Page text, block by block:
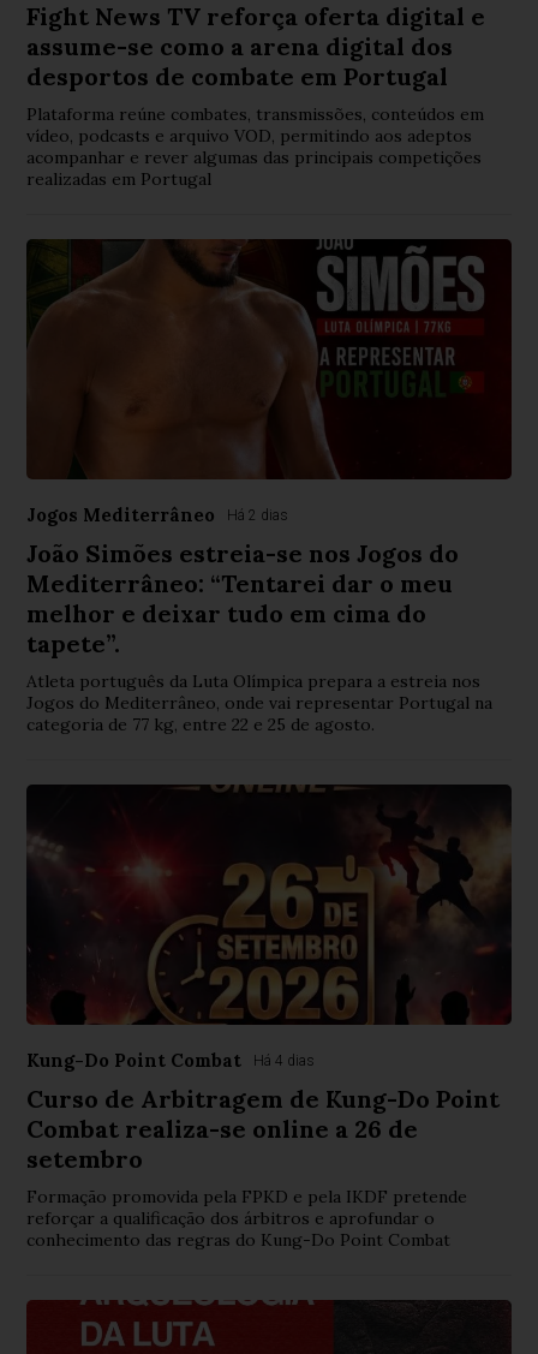
Fight News TV reforça oferta digital e
assume-se como a arena digital dos
desportos de combate em Portugal
Plataforma reúne combates, transmissões, conteúdos em
vídeo, podcasts e arquivo VOD, permitindo aos adeptos
acompanhar e rever algumas das principais competições
realizadas em Portugal
Jogos Mediterrâneo Há 2 dias
João Simões estreia-se nos Jogos do
Mediterrâneo: “Tentarei dar o meu
melhor e deixar tudo em cima do
tapete”.
Atleta português da Luta Olímpica prepara a estreia nos
Jogos do Mediterrâneo, onde vai representar Portugal na
categoria de 77 kg, entre 22 e 25 de agosto.
Kung-Do Point Combat Há 4 dias
Curso de Arbitragem de Kung-Do Point
Combat realiza-se online a 26 de
setembro
Formação promovida pela FPKD e pela IKDF pretende
reforçar a qualificação dos árbitros e aprofundar o
conhecimento das regras do Kung-Do Point Combat